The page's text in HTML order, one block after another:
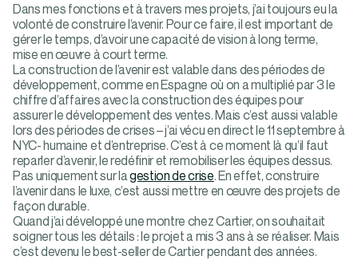
Dans mes fonctions et à travers mes projets, j’ai toujours eu la
volonté de construire l’avenir. Pour ce faire, il est important de
gérer le temps, d’avoir une capacité de vision à long terme,
mise en œuvre à court terme.
La construction de l’avenir est valable dans des périodes de
développement, comme en Espagne où on a multiplié par 3 le
chiffre d’affaires avec la construction des équipes pour
assurer le développement des ventes. Mais c’est aussi valable
lors des périodes de crises – j’ai vécu en direct le 11 septembre à
NYC- humaine et d’entreprise. C’est à ce moment là qu’il faut
reparler d’avenir, le redéfinir et remobiliser les équipes dessus.
Pas uniquement sur lagestion de crise. En effet, construire
l’avenir dans le luxe, c’est aussi mettre en œuvre des projets de
façon durable.
Quand j’ai développé une montre chez Cartier, on souhaitait
soigner tous les détails : le projet a mis 3 ans à se réaliser. Mais
c’est devenu le best-seller de Cartier pendant des années.